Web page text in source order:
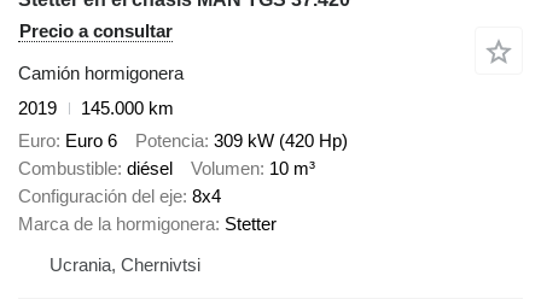
Precio a consultar
Camión hormigonera
2019
145.000 km
Euro Euro 6 Potencia 309 kW (420 Hp)
Combustible diésel Volumen 10 m³
Configuración del eje 8x4
Marca de la hormigonera Stetter
Ucrania, Chernivtsi